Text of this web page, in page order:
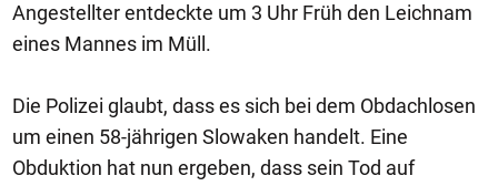
Angestellter entdeckte um 3 Uhr Früh den Leichnam
eines Mannes im Müll.
Die Polizei glaubt, dass es sich bei dem Obdachlosen
um einen 58-jährigen Slowaken handelt. Eine
Obduktion hat nun ergeben, dass sein Tod auf